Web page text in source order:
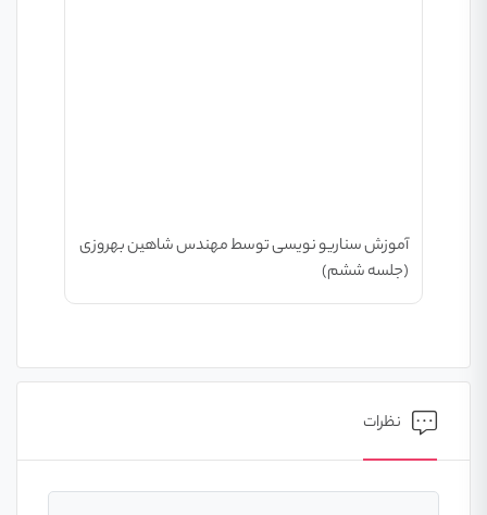
آموزش سناریو نویسی توسط مهندس شاهین بهروزی
(جلسه ششم)
نظرات